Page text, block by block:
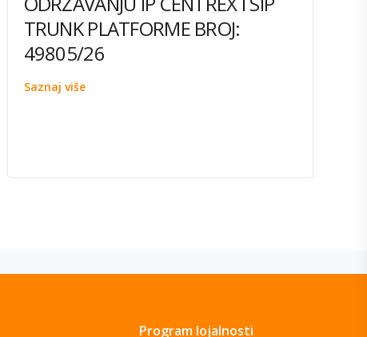
TRUNK PLATFORME BROJ:
49805/26
Saznaj više
Program lojalnosti